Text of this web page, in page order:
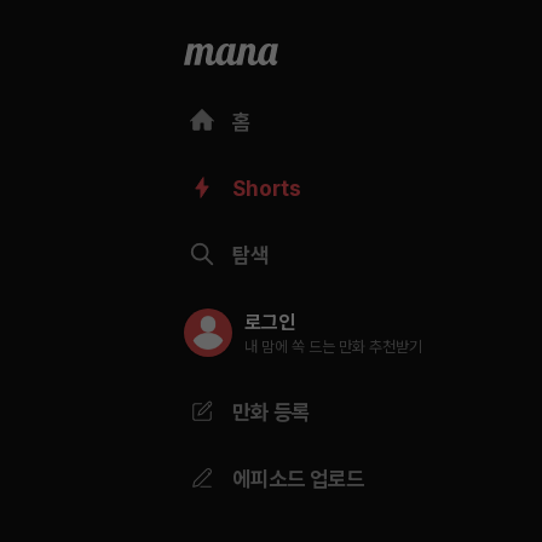
홈
Shorts
탐색
로그인
내 맘에 쏙 드는 만화 추천받기
만화 등록
에피소드 업로드